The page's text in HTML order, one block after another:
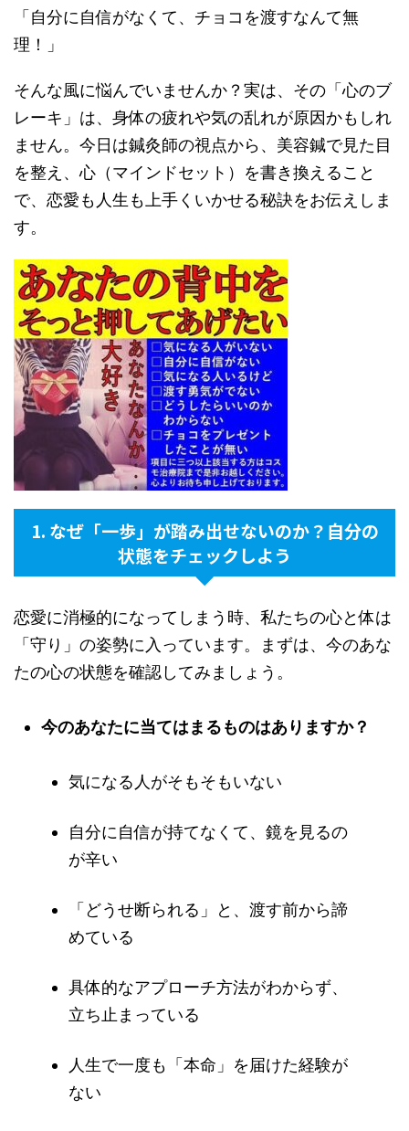
「自分に自信がなくて、チョコを渡すなんて無
理！」
そんな風に悩んでいませんか？実は、その「心のブ
レーキ」は、身体の疲れや気の乱れが原因かもしれ
ません。今日は鍼灸師の視点から、美容鍼で見た目
を整え、心（マインドセット）を書き換えること
で、恋愛も人生も上手くいかせる秘訣をお伝えしま
す。
1. なぜ「一歩」が踏み出せないのか？自分の
状態をチェックしよう
恋愛に消極的になってしまう時、私たちの心と体は
「守り」の姿勢に入っています。まずは、今のあな
たの心の状態を確認してみましょう。
今のあなたに当てはまるものはありますか？
気になる人がそもそもいない
自分に自信が持てなくて、鏡を見るの
が辛い
「どうせ断られる」と、渡す前から諦
めている
具体的なアプローチ方法がわからず、
立ち止まっている
人生で一度も「本命」を届けた経験が
ない